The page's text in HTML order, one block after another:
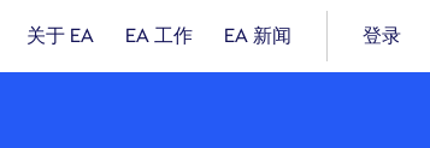
关于 EA EA 工作 EA 新闻 登录